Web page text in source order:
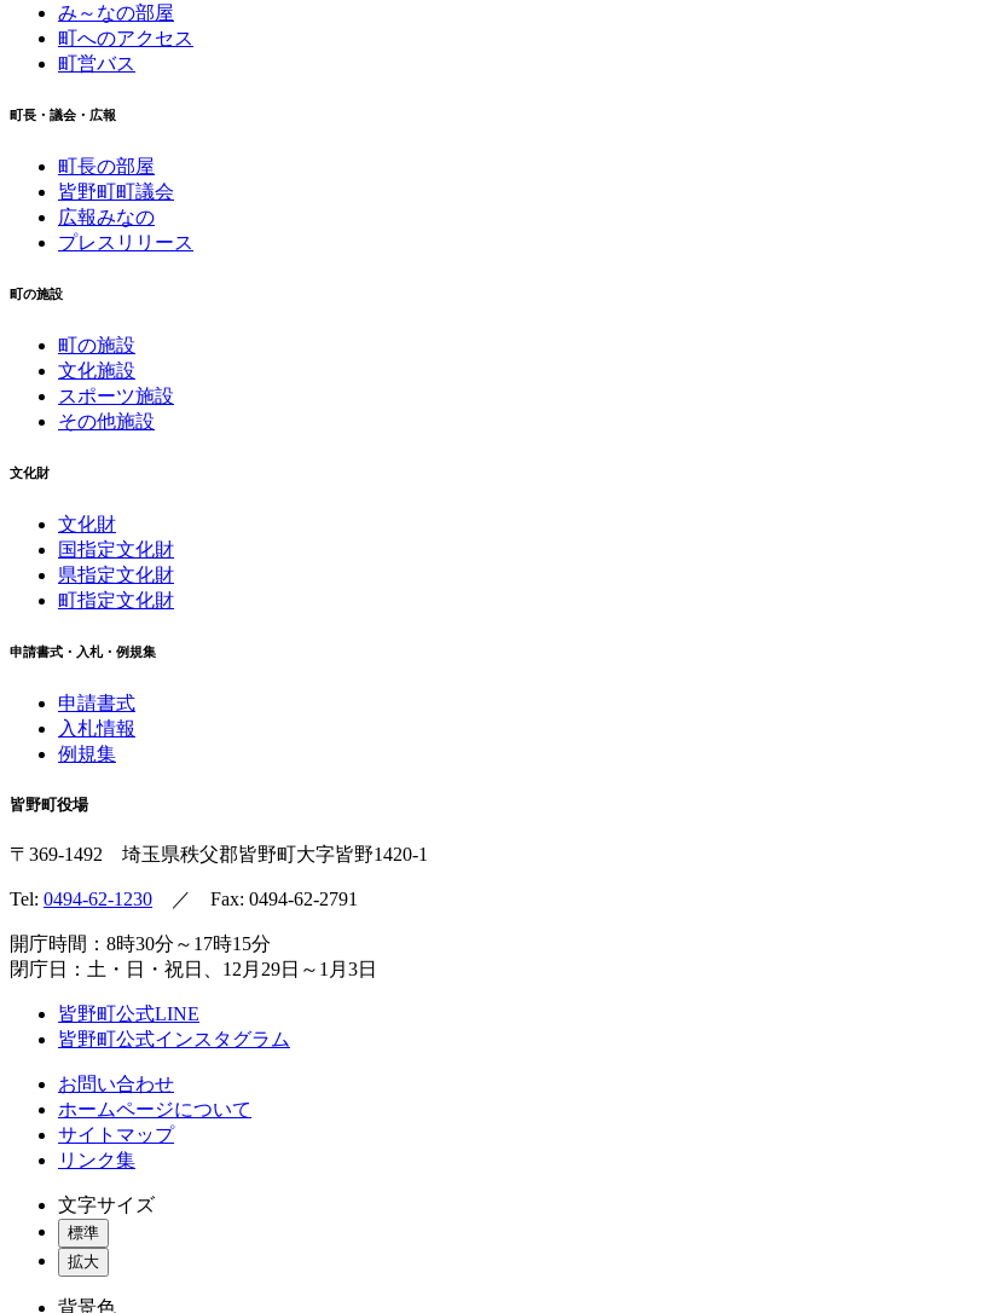
み～なの部屋
町へのアクセス
町営バス
町長・議会・広報
町長の部屋
皆野町町議会
広報みなの
プレスリリース
町の施設
町の施設
文化施設
スポーツ施設
その他施設
文化財
文化財
国指定文化財
県指定文化財
町指定文化財
申請書式・入札・例規集
申請書式
入札情報
例規集
皆野町役場
〒369-1492 埼玉県秩父郡皆野町 大字皆野1420-1
Tel: 0494-62-1230 ／ Fax: 0494-62-2791
開庁時間：8時30分～17時15分
閉庁日：土・日・祝日、12月29日～1月3日
皆野町公式LINE
皆野町公式インスタグラム
お問い合わせ
ホームページについて
サイトマップ
リンク集
文字サイズ
標準
拡大
背景色